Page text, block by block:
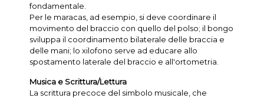
fondamentale.
Per le maracas, ad esempio, si deve coordinare il
movimento del braccio con quello del polso; il bongo
sviluppa il coordinamento bilaterale delle braccia e
delle mani; lo xilofono serve ad educare allo
spostamento laterale del braccio e all'ortometria.
Musica e Scrittura/Lettura
La scrittura precoce del simbolo musicale, che